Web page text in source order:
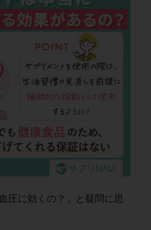
圧に効くの？」と疑問に思